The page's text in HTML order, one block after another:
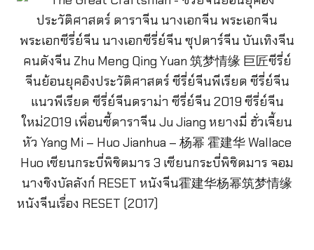
หนังจีนเรื่อง RESET (2017)